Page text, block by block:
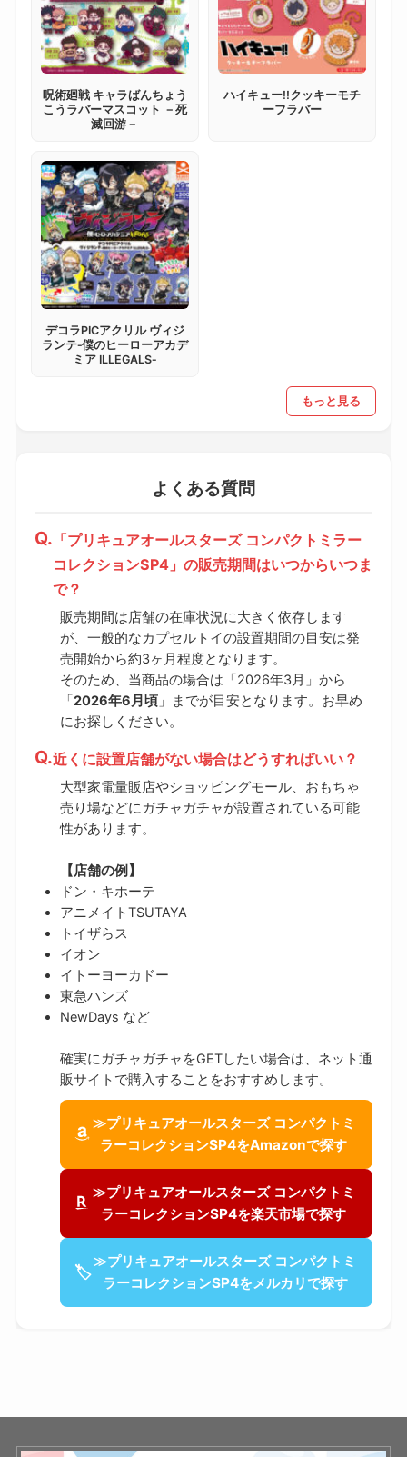
呪術廻戦 キャラばんちょう
こうラバーマスコット －死
滅回游－
ハイキュー!!クッキーモチ
ーフラバー
デコラPICアクリル ヴィジ
ランテ‐僕のヒーローアカデ
ミア ILLEGALS‐
もっと見る
よくある質問
「プリキュアオールスターズ コンパクトミラー
コレクションSP4」の販売期間はいつからいつま
で？
販売期間は店舗の在庫状況に大きく依存します
が、一般的なカプセルトイの設置期間の目安は発
売開始から約3ヶ月程度となります。
そのため、当商品の場合は「2026年3月」から
「2026年6月頃」までが目安となります。お早め
にお探しください。
近くに設置店舗がない場合はどうすればいい？
大型家電量販店やショッピングモール、おもちゃ
売り場などにガチャガチャが設置されている可能
性があります。
【店舗の例】
ドン・キホーテ
アニメイトTSUTAYA
トイザらス
イオン
イトーヨーカドー
東急ハンズ
NewDays など
確実にガチャガチャをGETしたい場合は、ネット通
販サイトで購入することをおすすめします。
≫プリキュアオールスターズ コンパクトミ
ラーコレクションSP4をAmazonで探す
≫プリキュアオールスターズ コンパクトミ
ラーコレクションSP4を楽天市場で探す
🏷
≫プリキュアオールスターズ コンパクトミ
ラーコレクションSP4をメルカリで探す